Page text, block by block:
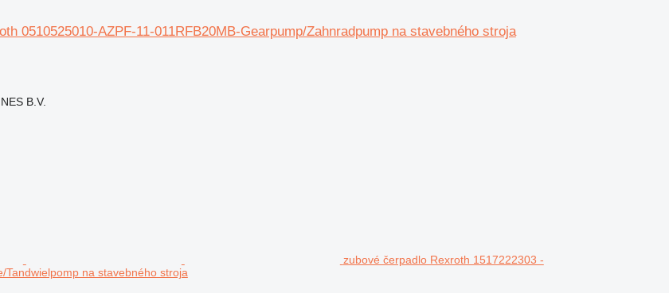
0510525010-AZPF-11-011RFB20MB-Gearpump/Zahnradpump na stavebného stroja
B.V.
zubové čerpadlo Rexroth 1517222303 -
na stavebného stroja